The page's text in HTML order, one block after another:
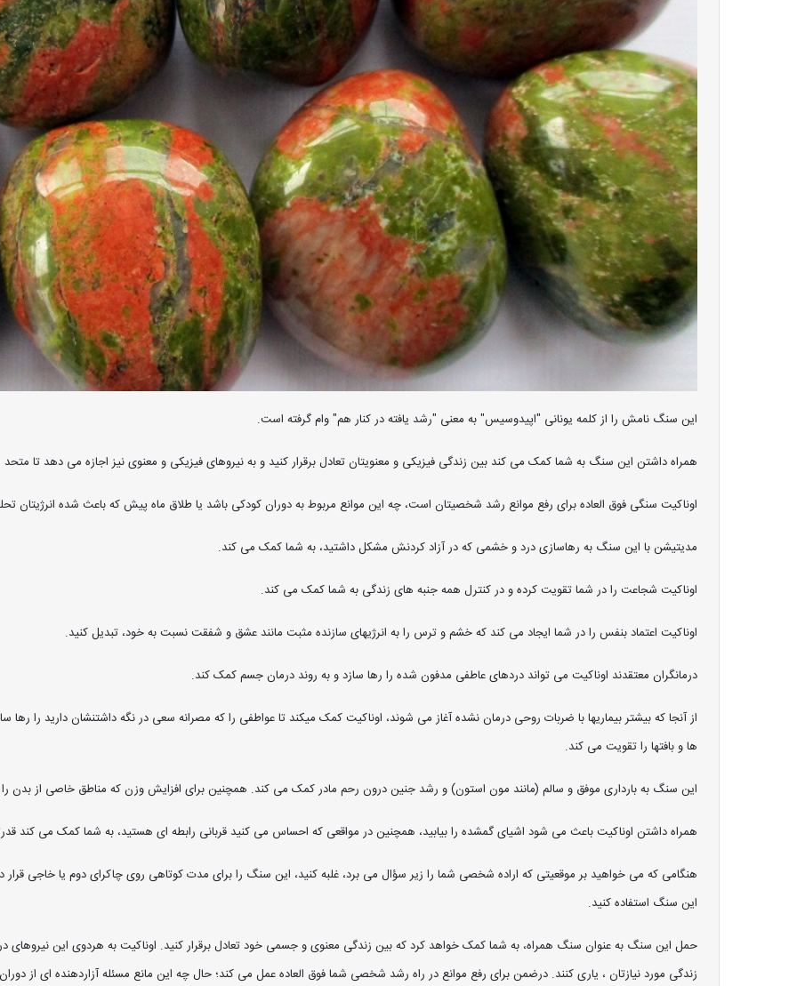
این سنگ نامش را از کلمه یونانی "اپیدوسیس" به معنی "رشد یافته در کنار هم" وام گرفته است.
همراه داشتن این سنگ به شما کمک می کند بین زندگی فیزیکی و معنویتان تعادل برقرار کنید و به نیروهای فیزیکی و معنوی نیز اجازه می دهد تا
اوناکیت سنگی فوق العاده برای رفع موانع رشد شخصیتان است، چه این موانع مربوط به دوران کودکی باشد یا طلاق ماه پیش که باعث شده انرژیتان
مدیتیشن با این سنگ به رهاسازی درد و خشمی که در آزاد کردنش مشکل داشتید، به شما کمک می کند.
اوناکیت شجاعت را در شما تقویت کرده و در کنترل همه جنبه های زندگی به شما کمک می کند.
اوناکیت اعتماد بنفس را در شما ایجاد می کند که خشم و ترس را به انرژیهای سازنده مثبت مانند عشق و شفقت نسبت به خود، تبدیل کنید.
درمانگران معتقدند اوناکیت می تواند دردهای عاطفی مدفون شده را رها سازد و به روند درمان جسم کمک کند.
از آنجا که بیشتر بیماریها با ضربات روحی درمان نشده آغاز می شوند، اوناکیت کمک میکند تا عواطفی را که مصرانه سعی در نگه داشتنشان دارید را رها
ها و بافتها را تقویت می کند.
این سنگ به بارداری موفق و سالم (مانند مون استون) و رشد جنین درون رحم مادر کمک می کند. همچنین برای افزایش وزن که مناطق خاصی از بدن
همراه داشتن اوناکیت باعث می شود اشیای گمشده را بیابید، همچنین در مواقعی که احساس می کنید قربانی رابطه ای هستید، به شما کمک می کند
هنگامی که می خواهید بر موقعیتی که اراده شخصی شما را زیر سؤال می برد، غلبه کنید، این سنگ را برای مدت کوتاهی روی چاکرای دوم یا خاجی
این سنگ استفاده کنید.
حمل این سنگ به عنوان سنگ همراه، به شما کمک خواهد کرد که بین زندگی معنوی و جسمی خود تعادل برقرار کنید. اوناکیت به هردوی این نیروهای
زندگی مورد نیازتان ، یاری کنند. درضمن برای رفع موانع در راه رشد شخصی شما فوق العاده عمل می کند؛ حال چه این مانع مسئله آزاردهنده ای از